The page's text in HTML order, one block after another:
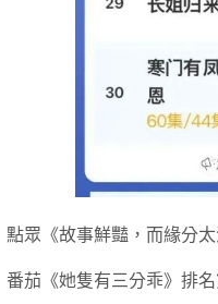
點眾《故事鮮豔，而緣分太
番茄《她隻有三分乖》排名